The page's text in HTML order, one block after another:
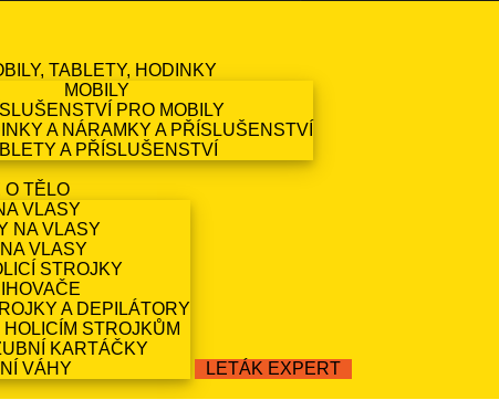
TABLETY, HODINKY
MOBILY
PRO MOBILY
A NÁRAMKY A PŘÍSLUŠENSTVÍ
A PŘÍSLUŠENSTVÍ
O TĚLO
VLASY
NA VLASY
VLASY
STROJKY
A DEPILÁTORY
STROJKŮM
KARTÁČKY
VÁHY
LETÁK EXPERT